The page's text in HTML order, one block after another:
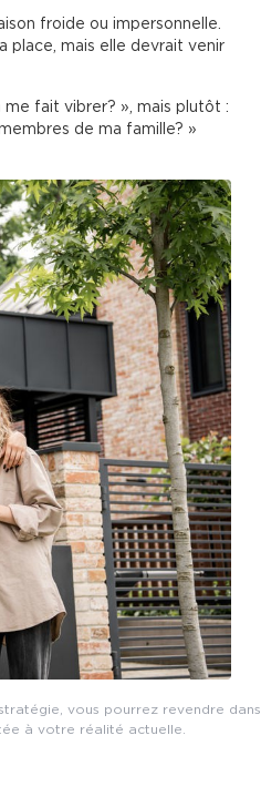
froide ou impersonnelle.
place, mais elle devrait venir
fait vibrer? », mais plutôt :
de ma famille? »
vous pourrez revendre dans
à votre réalité actuelle.